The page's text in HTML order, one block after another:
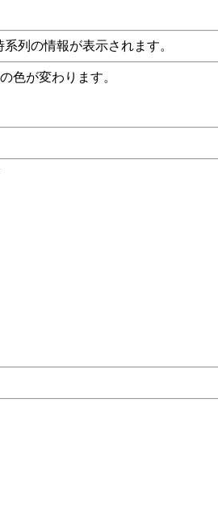
列の情報が表示されます。
色が変わります。